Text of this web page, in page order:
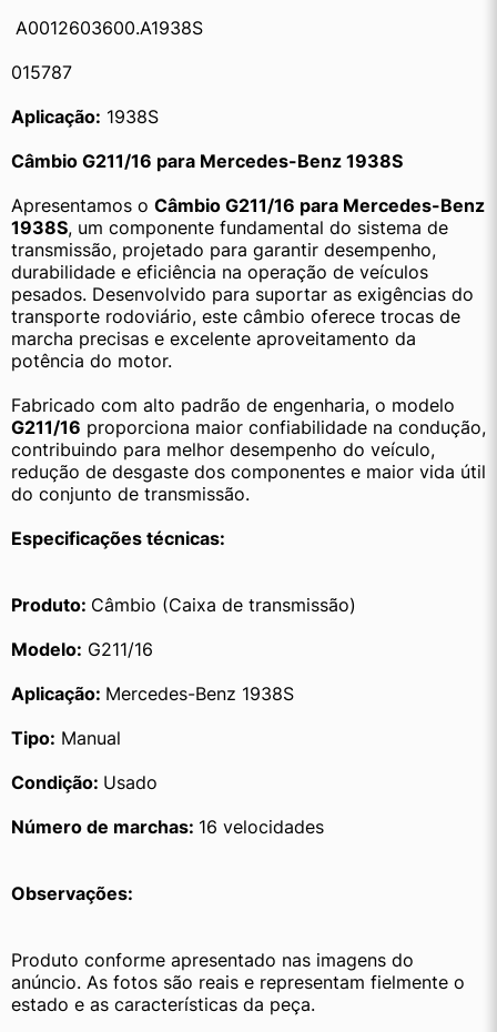
A0012603600.A1938S
015787
Aplicação: 1938S
Câmbio G211/16 para Mercedes-Benz 1938S
Apresentamos o Câmbio G211/16 para Mercedes-Benz
1938S, um componente fundamental do sistema de
transmissão, projetado para garantir desempenho,
durabilidade e eficiência na operação de veículos
pesados. Desenvolvido para suportar as exigências do
transporte rodoviário, este câmbio oferece trocas de
marcha precisas e excelente aproveitamento da
potência do motor.
G211/16 proporciona maior confiabilidade na condução,
contribuindo para melhor desempenho do veículo,
redução de desgaste dos componentes e maior vida útil
do conjunto de transmissão.
Especificações técnicas:
Produto: Câmbio (Caixa de transmissão)
Modelo: G211/16
Aplicação: Mercedes-Benz 1938S
Tipo: Manual
Condição: Usado
Número de marchas: 16 velocidades
Observações:
Produto conforme apresentado nas imagens do
anúncio. As fotos são reais e representam fielmente o
estado e as características da peça.